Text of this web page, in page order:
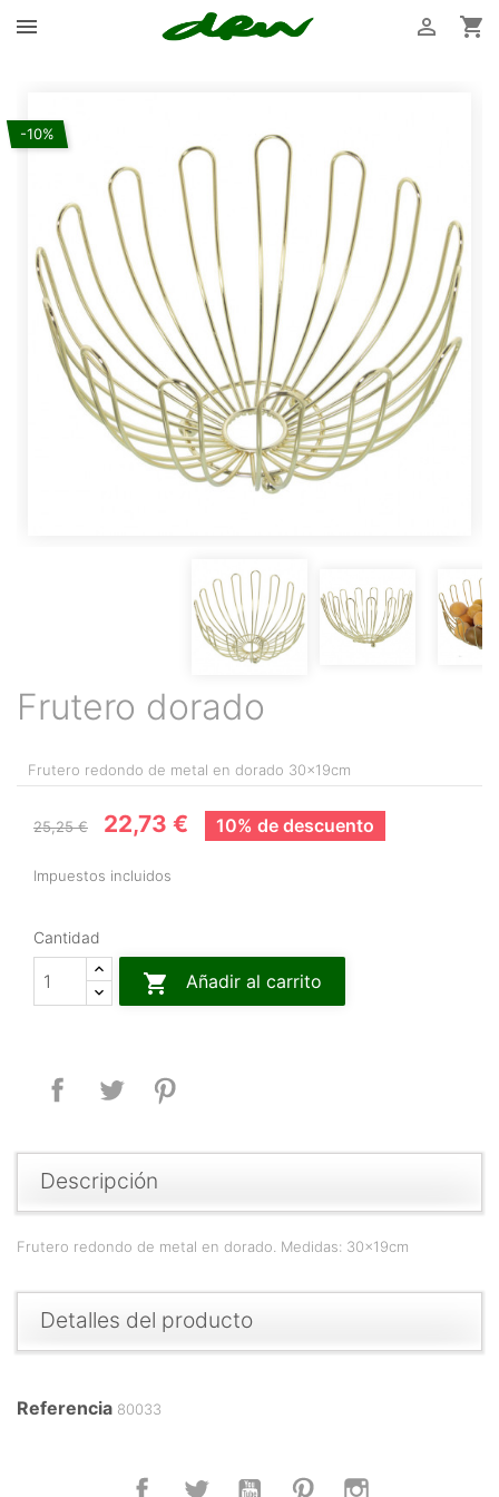
 

-10%
Frutero dorado
Frutero redondo de metal en dorado 30x19cm
25,25 € 22,73 € 10% de descuento
Impuestos incluidos
Cantidad
 Añadir al carrito
CompartirTuitear
Descripción
Frutero redondo de metal en dorado. Medidas: 30x19cm
Detalles del producto
Referencia 80033
FacebookTwitter YouTube Pinterest